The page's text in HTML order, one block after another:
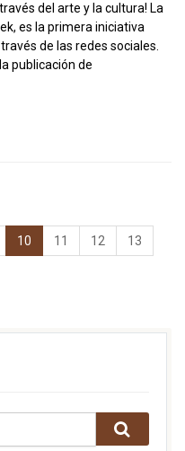
del arte y la cultura! La
es la primera iniciativa
de las redes sociales.
publicación de
10 11 12 13